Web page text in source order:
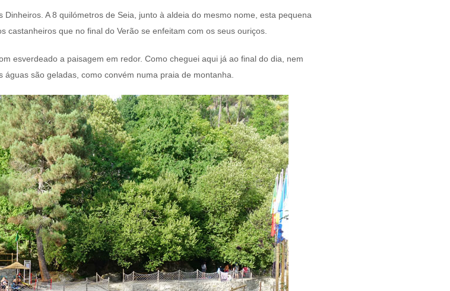
A 8 quilómetros de Seia, junto à aldeia do mesmo nome, esta pequena
castanheiros que no final do Verão se enfeitam com os seus ouriços.
esverdeado a paisagem em redor. Como cheguei aqui já ao final do dia, nem
são geladas, como convém numa praia de montanha.